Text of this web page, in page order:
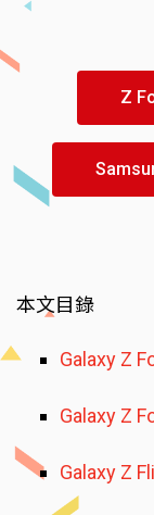
Z
本文目錄
Galaxy Z
Galaxy Z
Galaxy Z